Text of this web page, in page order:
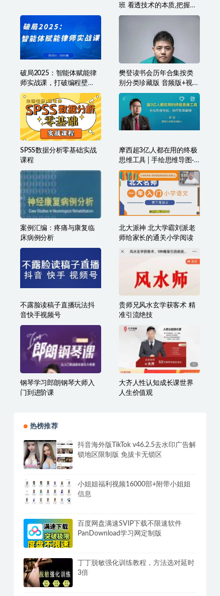
班 看透技术的本质,把握投
资的方向
破局2025：智能体赋能律
师实战课，打破编程壁
垒，完成复杂任务，沉淀
专属知识，赋能律师实务
樊登读书会历年合集按类
别分类珍藏版 音频版+视频
版
SPSS数据分析零基础实战
课程
摩西超3亿人都在用的终极
思维工具│手绘思维导图·
助你效率翻倍
案例汇编：疼痛与康复临
床病例分析
北大派神 北大学霸刘派老
师给家长的通关小学阅读
不露脸读稿子直播玩法抖
音快手视频号
贵师兄风水玄学获客术 精
准引流绝技
钢琴学习郎朗钢琴大师入
门到进阶课
大齐人性认知成长课世界
人生价值观
热榜推荐
抖音海外版TikTok v46.2.5去水印广告解
锁地区限制版 免拔卡无锁区
小姐姐福利视频16000部+附带小姐姐
信息
百度网盘满速SVIP下载不限速软件
PanDownload学习网定制版
丁丁脱敏强化训练教程，方法选对延时
3倍